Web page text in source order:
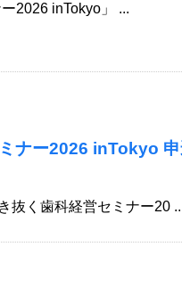
2026 inTokyo」 ...
ナー2026 inTokyo
抜く歯科経営セミナー20